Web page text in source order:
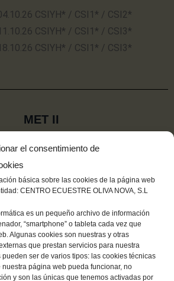
el consentimiento de
básica sobre las cookies de la página web
CENTRO ECUESTRE OLIVA NOVA, S.L
es un pequeño archivo de información
“smartphone” o tableta cada vez que
Algunas cookies son nuestras y otras
que prestan servicios para nuestra
ser de varios tipos: las cookies técnicas
página web pueda funcionar, no
y son las únicas que tenemos activadas por
CSIYH* / CSI1* / CSI2*
CSIYH* / CSI1* / CSI3*
CSIYH* / CSI1* / CSI3*
MET II
CSIYH* / CSI1* / CSI2*
CSIYH* / CSI1* / CSI3*
CSIYH* / CSI1* / CSI3*
MET III